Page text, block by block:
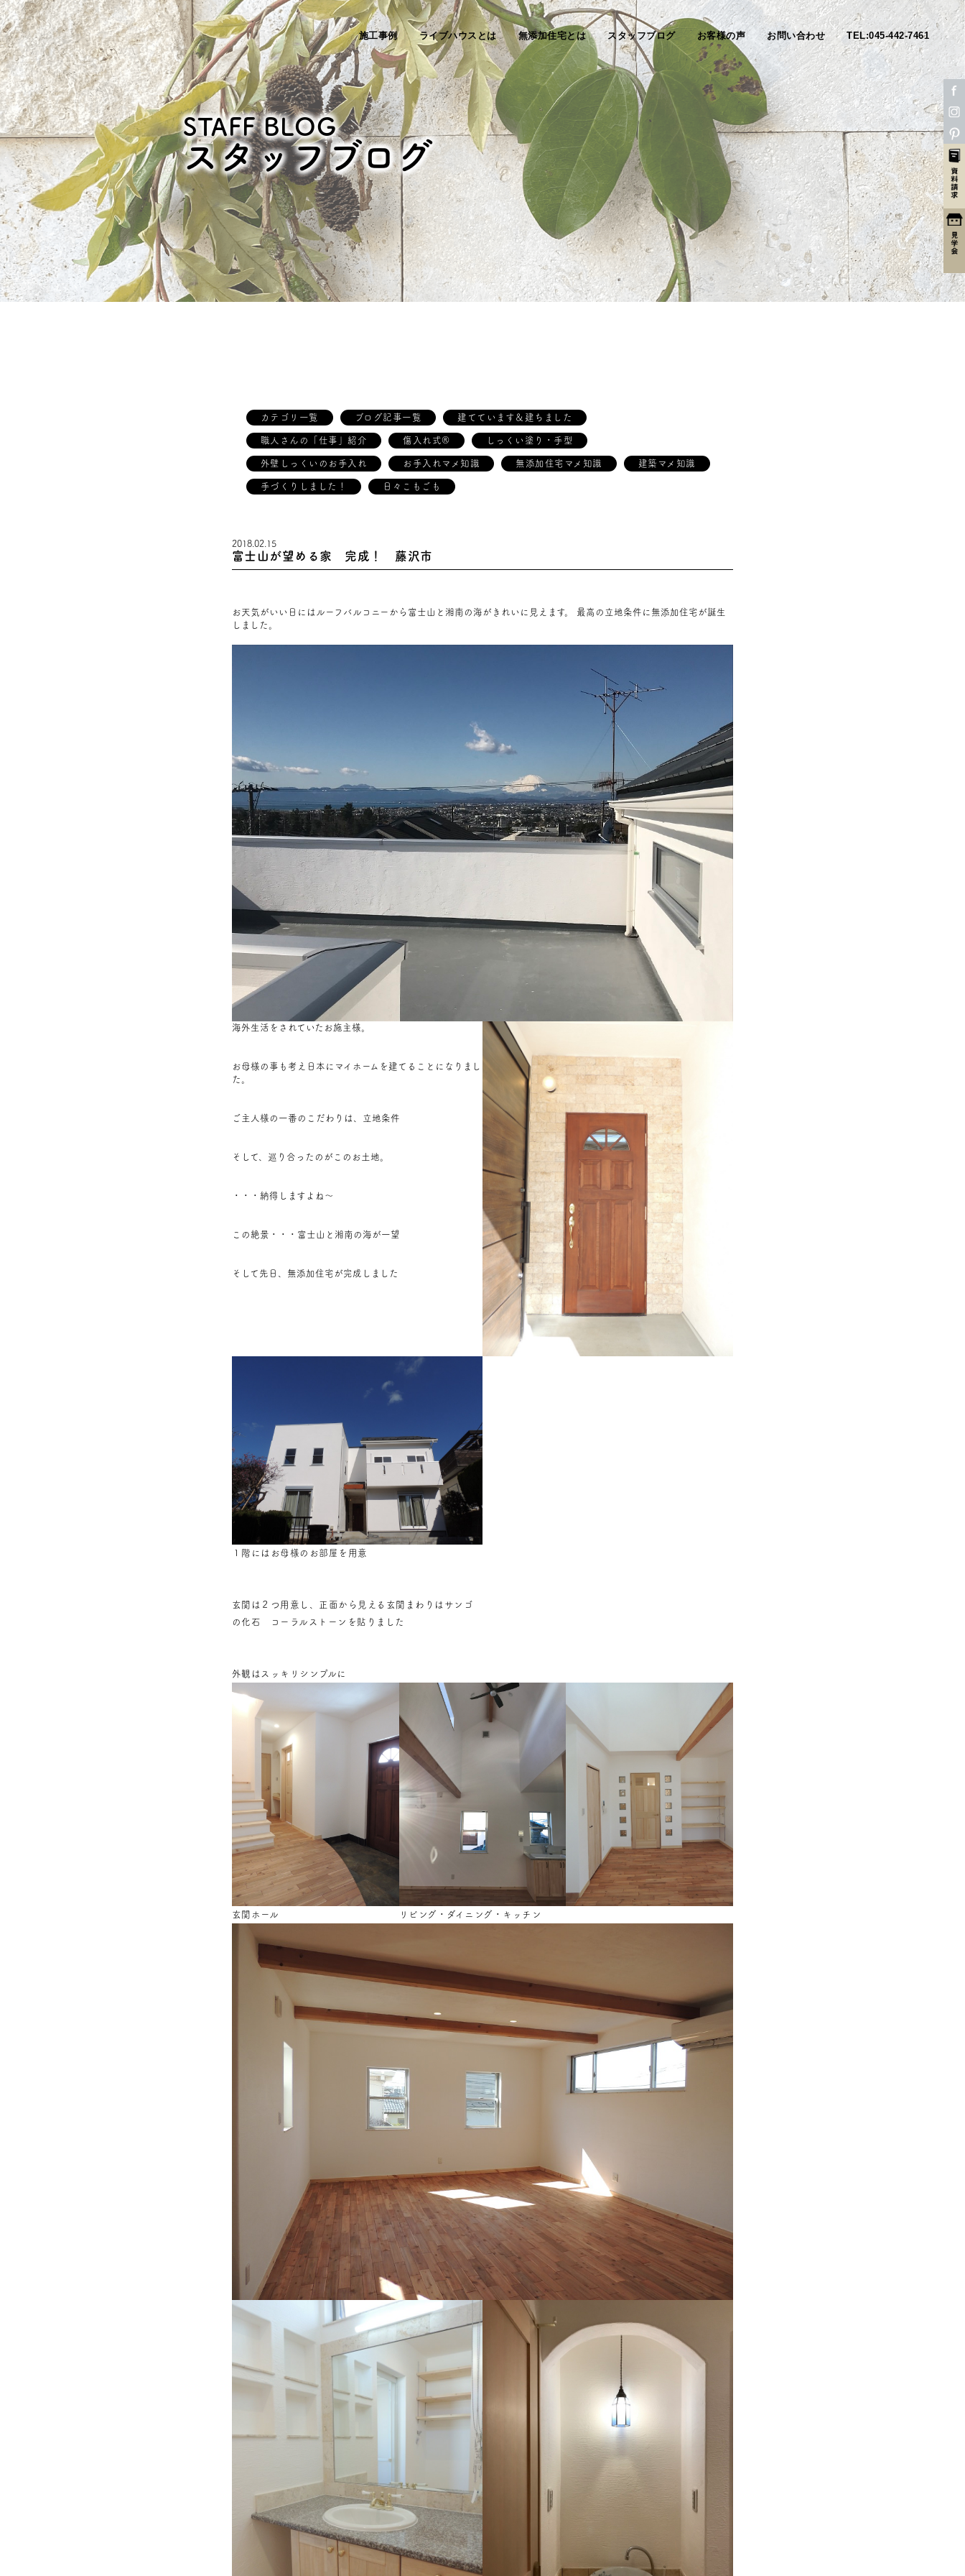
施工事例 ライブハウスとは 無添加住宅とは スタッフブログ お客様の声 お問い合わせ TEL:045-442-7461
STAFF BLOG
スタッフブログ
カテゴリ一覧 ブログ記事一覧 建てています＆建ちました
職人さんの「仕事」紹介 傷入れ式® しっくい塗り・手型
外壁しっくいのお手入れ お手入れマメ知識 無添加住宅マメ知識 建築マメ知識
手づくりしました！ 日々こもごも
2018.02.15
富士山が望める家 完成！ 藤沢市
お天気がいい日にはルーフバルコニーから富士山と湘南の海がきれいに見えます。 最高の立地条件に無添加住宅が誕生
しました。
海外生活をされていたお施主様。
お母様の事も考え日本にマイホームを建てることになりまし
た。
ご主人様の一番のこだわりは、立地条件
そして、巡り合ったのがこのお土地。
・・・納得しますよね～
この絶景・・・富士山と湘南の海が一望
そして先日、無添加住宅が完成しました
１階にはお母様のお部屋を用意
玄関は２つ用意し、正面から見える玄関まわりはサンゴ
の化石 コーラルストーンを貼りました
外観はスッキリシンプルに
玄関ホール リビング・ダイニング・キッチン